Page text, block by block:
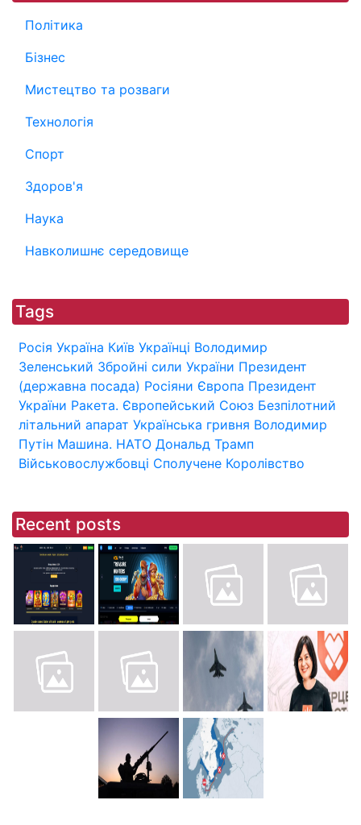
Політика
Бізнес
Мистецтво та розваги
Технологія
Спорт
Здоров'я
Наука
Навколишнє середовище
Tags
Росія Україна Київ Українці Володимир
Зеленський Збройні сили України Президент
(державна посада) Росіяни Європа Президент
України Ракета. Європейський Союз Безпілотний
літальний апарат Українська гривня Володимир
Путін Машина. НАТО Дональд Трамп
Військовослужбовці Сполучене Королівство
Recent posts